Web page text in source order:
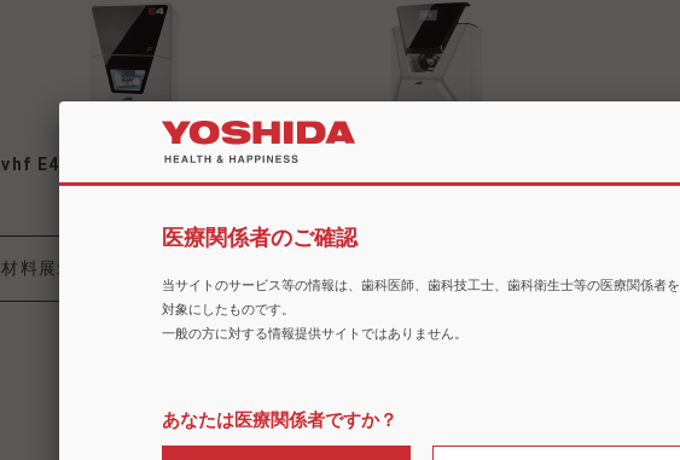
vhf E4 ミリングマシン
材料展示（修復）
医療関係者のご確認
当サイトのサービス等の情報は、歯科医師、歯科技工士、歯科衛生士等の医療関係者を
対象にしたものです。
一般の方に対する情報提供サイトではありません。
あなたは医療関係者ですか？